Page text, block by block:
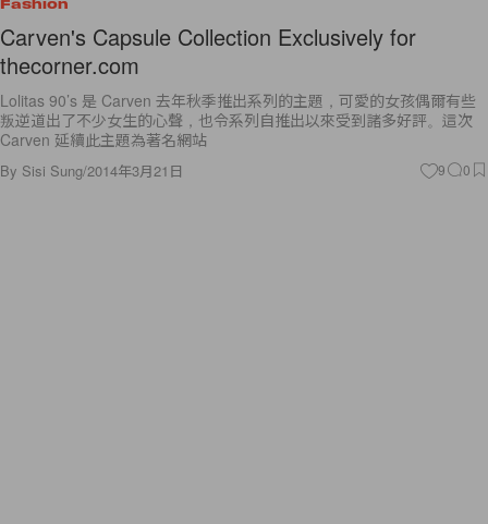
Fashion
Carven's Capsule Collection Exclusively for
thecorner.com
Lolitas 90’s 是 Carven 去年秋季推出系列的主題，可愛的女孩偶爾有些
叛逆道出了不少女生的心聲，也令系列自推出以來受到諸多好評。這次
Carven 延續此主題為著名網站
By Sisi Sung/2014年3月21日 9 0